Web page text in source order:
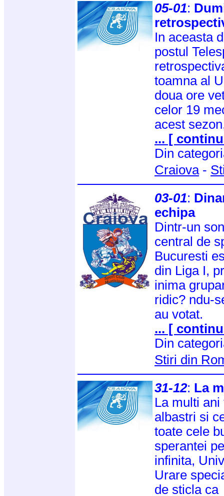
05-01:
In aceasta
postul
toamna al
doua ore
celor 19
acest
... [
Din
Craiova-
03-01:
echipa
Dintr-un
central de
Bucuresti
din Liga I,
inima
ridic? ndu-
au votat.
... [
Din
Stiri din
31-12: La
La multi
albastri si
toate cele
sperantei
infinita,
Urare
de sticla ca